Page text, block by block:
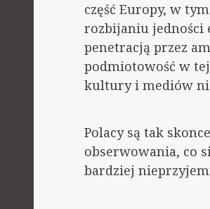
część Europy, w
rozbijaniu jedności
penetracją przez
podmiotowość w
kultury i mediów
Polacy są tak
obserwowania, co
bardziej